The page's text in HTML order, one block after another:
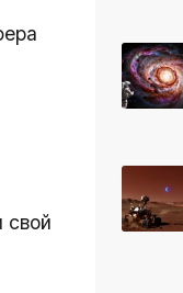
свой